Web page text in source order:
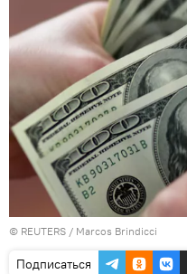
© REUTERS / Marcos Brindicci
Подписаться